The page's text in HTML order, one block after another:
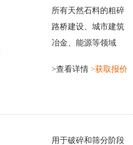
所有天然石料的粗碎
路桥建设、城市建筑
冶金、能源等领域
>查看详情 >获取报价
用于破碎和筛分阶段